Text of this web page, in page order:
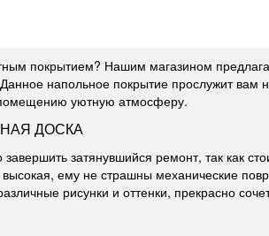
покрытием? Нашим магазином
напольное покрытие прослужит вам
уютную атмосферу.
ДОСКА
затянувшийся ремонт, так как
ему не страшны механические
рисунки и оттенки, прекрасно